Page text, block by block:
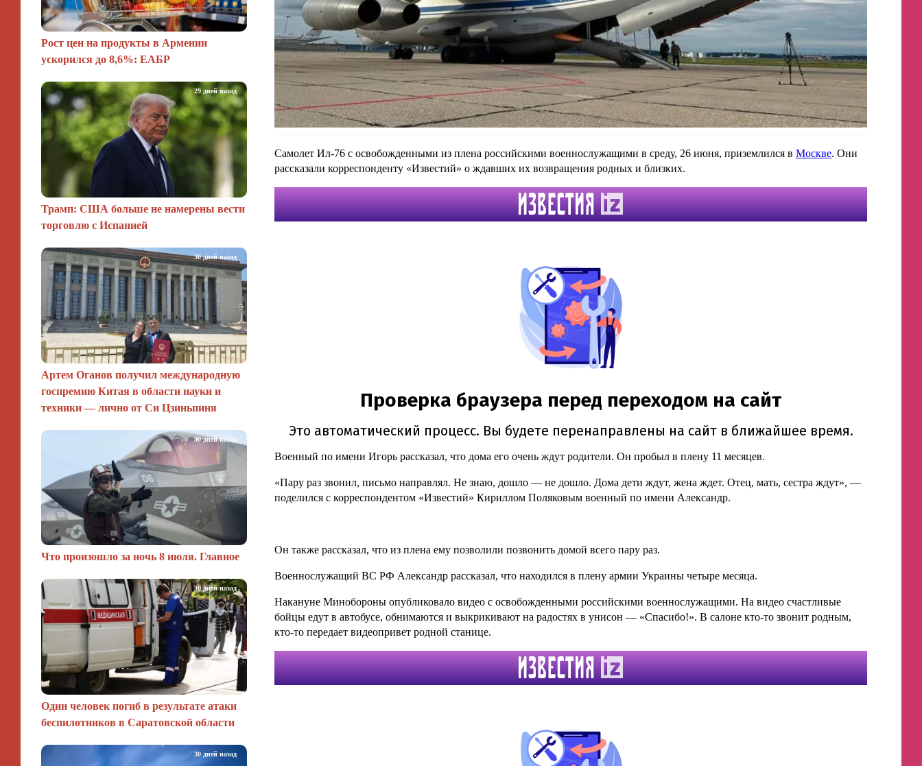
Рост цен на продукты в Армении
ускорился до 8,6%: ЕАБР
Трамп: США больше не намерены вести
торговлю с Испанией
29 дней назад
Артем Оганов получил международную
госпремию Китая в области науки и
техники — лично от Си Цзиньпиня
30 дней назад
Что произошло за ночь 8 июля. Главное
30 дней назад
Один человек погиб в результате атаки
беспилотников в Саратовской области
30 дней назад
30 дней назад
Самолет Ил-76 с освобожденными из плена российскими военнослужащими в среду, 26 июня, приземлился в Москве. Они
рассказали корреспонденту «Известий» о ждавших их возвращения родных и близких.
Военный по имени Игорь рассказал, что дома его очень ждут родители. Он пробыл в плену 11 месяцев.
«Пару раз звонил, письмо направлял. Не знаю, дошло — не дошло. Дома дети ждут, жена ждет. Отец, мать, сестра ждут», —
поделился с корреспондентом «Известий» Кириллом Поляковым военный по имени Александр.
Он также рассказал, что из плена ему позволили позвонить домой всего пару раз.
Военнослужащий ВС РФ Александр рассказал, что находился в плену армии Украины четыре месяца.
Накануне Минобороны опубликовало видео с освобожденными российскими военнослужащими. На видео счастливые
бойцы едут в автобусе, обнимаются и выкрикивают на радостях в унисон — «Спасибо!». В салоне кто-то звонит родным,
кто-то передает видеопривет родной станице.